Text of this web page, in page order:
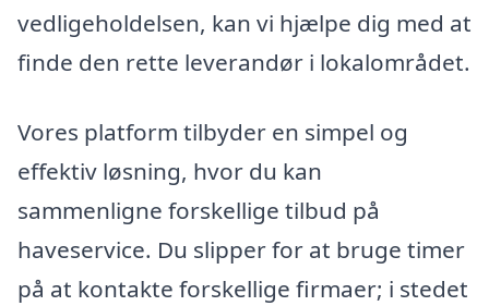
vedligeholdelsen, kan vi hjælpe dig med at
finde den rette leverandør i lokalområdet.
Vores platform tilbyder en simpel og
effektiv løsning, hvor du kan
sammenligne forskellige tilbud på
haveservice. Du slipper for at bruge timer
på at kontakte forskellige firmaer; i stedet